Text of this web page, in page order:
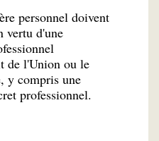
personnel doivent
vertu d'une
de l'Union ou le
y compris une
professionnel.